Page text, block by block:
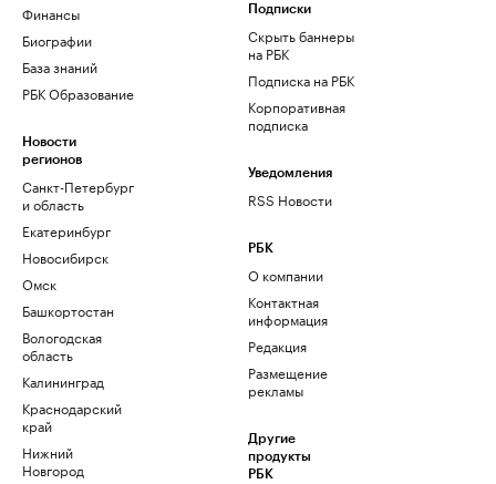
Финансы
Биографии
База знаний
РБК Образование
Новости
регионов
Санкт-Петербург
и область
Екатеринбург
Новосибирск
Омск
Башкортостан
Вологодская
область
Калининград
Краснодарский
край
Нижний
Новгород
Подписки
Скрыть баннеры
на РБК
Подписка на РБК
Корпоративная
подписка
Уведомления
RSS Новости
РБК
О компании
Контактная
информация
Редакция
Размещение
рекламы
Другие
продукты
РБК